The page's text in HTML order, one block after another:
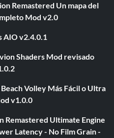
Remastered Un mapa del
Mod v2.0
AIO v2.4.0.1
Shaders Mod revisado
Volley Más Fácil o Ultra
v1.0.0
Remastered Ultimate Engine
Latency - No Film Grain -